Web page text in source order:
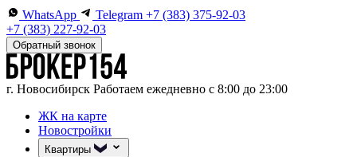
WhatsApp Telegram +7 (383) 375-92-03
+7 (383) 227-92-03
Обратный звонок
г. Новосибирск Работаем ежедневно с 8:00 до 23:00
ЖК на карте
Новостройки
Квартиры